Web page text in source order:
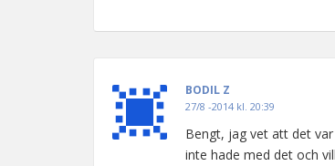
BODIL Z
27/8 -2014 kl. 20:39
Bengt, jag vet att det
inte hade med det och